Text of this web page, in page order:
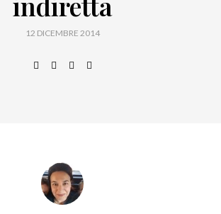
12 DICEMBRE 2014